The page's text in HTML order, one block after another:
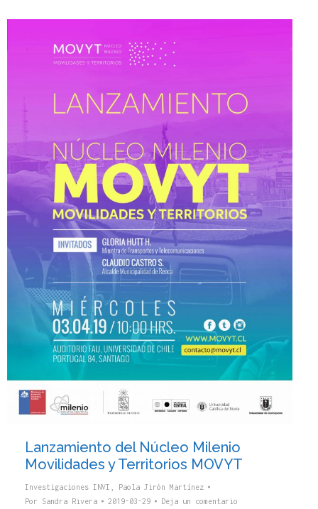
Lanzamiento del Núcleo Milenio
Movilidades y Territorios MOVYT
Investigaciones INVI
Paola Jirón Martínez
Por Sandra Rivera 2019-03-29 Deja un comentario